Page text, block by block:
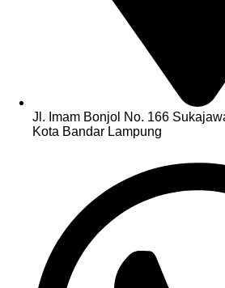
Jl. Imam Bonjol No. 166
Kota Bandar Lampung